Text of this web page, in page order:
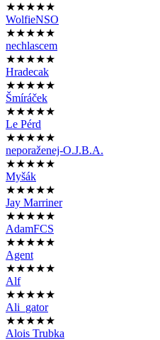
★★★★★
WolfieNSO
★★★★★
nechlascem
★★★★★
Hradecak
★★★★★
Šmíráček
★★★★★
Le Pérd
★★★★★
neporaženej-O.J.B.A.
★★★★★
Myšák
★★★★★
Jay Marriner
★★★★★
AdamFCS
★★★★★
Agent
★★★★★
Alf
★★★★★
Ali_gator
★★★★★
Alois Trubka